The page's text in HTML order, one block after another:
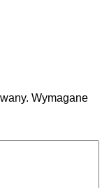
Wymagane